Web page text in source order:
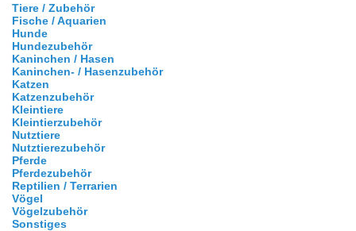
Tiere / Zubehör
Fische / Aquarien
Hunde
Hundezubehör
Kaninchen / Hasen
Kaninchen- / Hasenzubehör
Katzen
Katzenzubehör
Kleintiere
Kleintierzubehör
Nutztiere
Nutztierezubehör
Pferde
Pferdezubehör
Reptilien / Terrarien
Vögel
Vögelzubehör
Sonstiges